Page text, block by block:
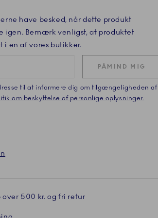
have besked, når dette produkt
igen. Bemærk venligst, at produktet
en af vores butikker.
PÅMIND MIG
til at informere dig om tilgængeligheden af
om beskyttelse af personlige oplysninger.
500 kr. og fri retur